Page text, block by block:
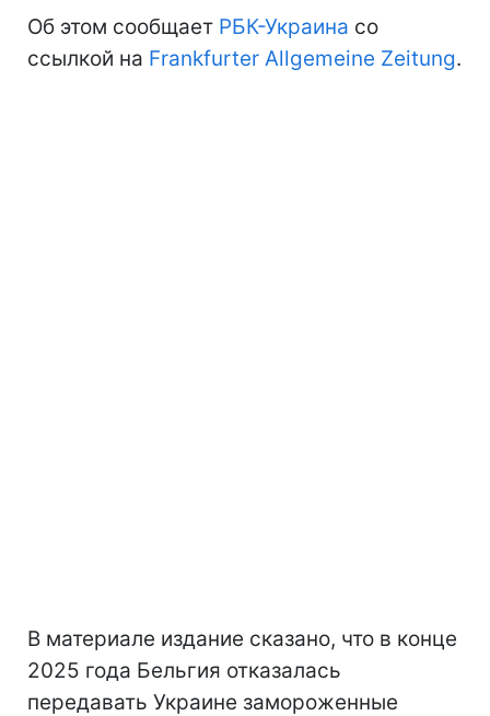
Об этом сообщает РБК-Украина со
ссылкой на Frankfurter Allgemeine Zeitung.
В материале издание сказано, что в конце
2025 года Бельгия отказалась
передавать Украине замороженные